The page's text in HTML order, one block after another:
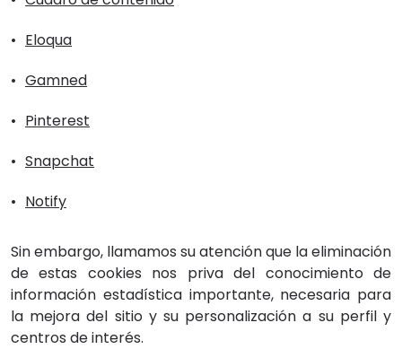
Eloqua
Gamned
Pinterest
Snapchat
Notify
Sin embargo, llamamos su atención que la eliminación
de estas cookies nos priva del conocimiento de
información estadística importante, necesaria para
la mejora del sitio y su personalización a su perfil y
centros de interés.